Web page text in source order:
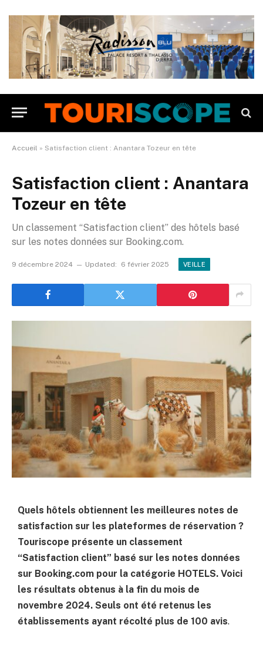
Accueil » Satisfaction client : Anantara Tozeur en tête
Satisfaction client : Anantara
Tozeur en tête
Un classement “Satisfaction client” des hôtels basé
sur les notes données sur Booking.com.
9 décembre 2024 Updated: 6 février 2025 VEILLE
Quels hôtels obtiennent les meilleures notes de
satisfaction sur les plateformes de réservation ?
Touriscope présente un classement
“Satisfaction client” basé sur les notes données
sur Booking.com pour la catégorie HOTELS. Voici
les résultats obtenus à la fin du mois de
novembre 2024. Seuls ont été retenus les
établissements ayant récolté plus de 100 avis.